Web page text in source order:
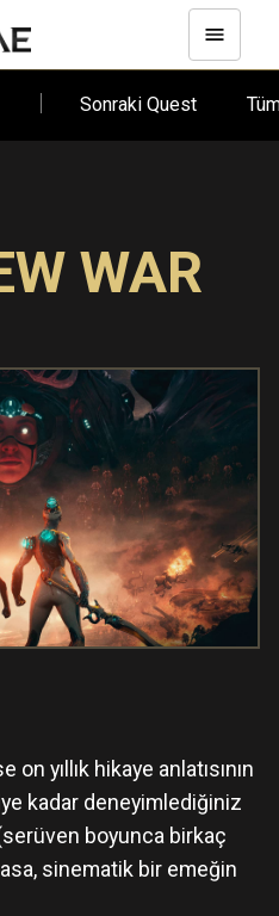
Sonraki Quest
WAR
yıllık hikaye anlatısının
kadar deneyimlediğiniz
boyunca birkaç
sinematik bir emeğin